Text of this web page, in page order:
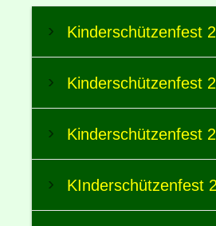
Kinderschützenfest
Kinderschützenfest
Kinderschützenfest
KInderschützenfest